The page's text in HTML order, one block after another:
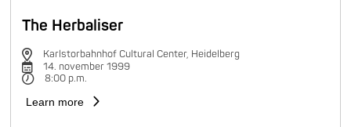
The Herbaliser
Karlstorbahnhof Cultural Center, Heidelberg
14. november 1999
8:00 p.m.
Learn more